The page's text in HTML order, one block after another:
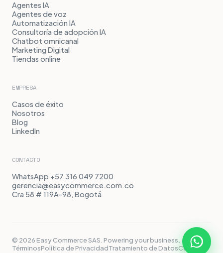
Agentes IA
Agentes de voz
Automatización IA
Consultoría de adopción IA
Chatbot omnicanal
Marketing Digital
Tiendas online
EMPRESA
Casos de éxito
Nosotros
Blog
LinkedIn
CONTACTO
WhatsApp +57 316 049 7200
gerencia@easycommerce.com.co
Cra 58 # 119A-98, Bogotá
© 2026 Easy Commerce SAS. Powering your business.
TérminosPolítica de PrivacidadTratamiento de DatosCookies